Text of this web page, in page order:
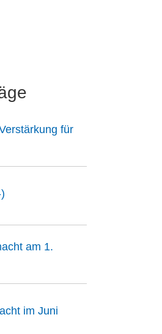
für
am 1.
im Juni